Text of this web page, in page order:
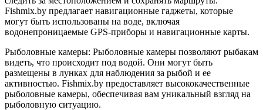
Fishmix.by предлагает навигационные гаджеты, которые
могут быть использованы на воде, включая
водонепроницаемые GPS-приборы и навигационные карты.
Рыболовные камеры: Рыболовные камеры позволяют рыбакам
видеть, что происходит под водой. Они могут быть
размещены в лунках для наблюдения за рыбой и ее
активностью. Fishmix.by предоставляет высококачественные
рыболовные камеры, обеспечивая вам уникальный взгляд на
рыболовную ситуацию.